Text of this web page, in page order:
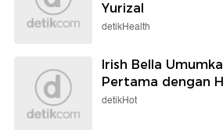
Yurizal
detikHealth
Irish Bella
Pertama dengan
detikHot